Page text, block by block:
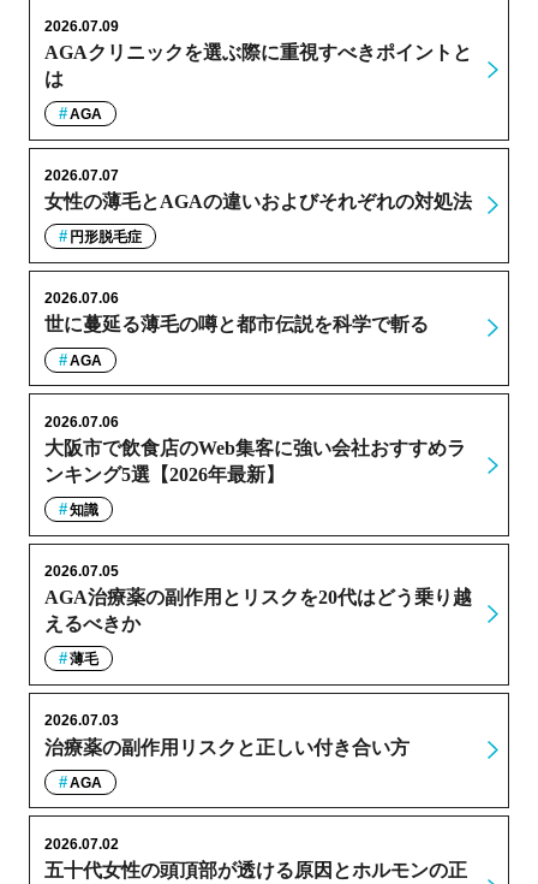
AGAクリニックを選ぶ際に重視すべきポイントと
は
2026.07.09
AGA
女性の薄毛とAGAの違いおよびそれぞれの対処法
2026.07.07
円形脱毛症
世に蔓延る薄毛の噂と都市伝説を科学で斬る
2026.07.06
AGA
大阪市で飲食店のWeb集客に強い会社おすすめラ
ンキング5選【2026年最新】
2026.07.06
知識
AGA治療薬の副作用とリスクを20代はどう乗り越
えるべきか
2026.07.05
薄毛
治療薬の副作用リスクと正しい付き合い方
2026.07.03
AGA
五十代女性の頭頂部が透ける原因とホルモンの正
2026.07.02